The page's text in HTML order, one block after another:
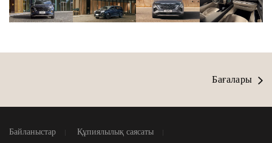
Бағалары
Байланыстар Құпиялылық саясаты